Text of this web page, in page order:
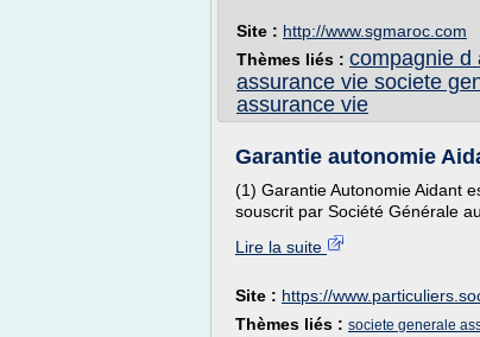
Site : http://www.sgmaroc.com
Thèmes liés : compagnie d
assurance vie societe
assurance vie
Garantie autonomie
(1) Garantie Autonomie Aidant
souscrit par Société Générale
Lire la suite
Site : https://
Thèmes liés : societe generale